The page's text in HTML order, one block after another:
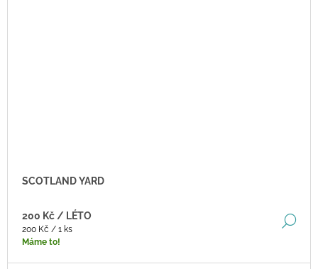
SCOTLAND YARD
200 Kč/ LÉTO
Měrná
cena:
200 Kč / 1 ks
Máme to!